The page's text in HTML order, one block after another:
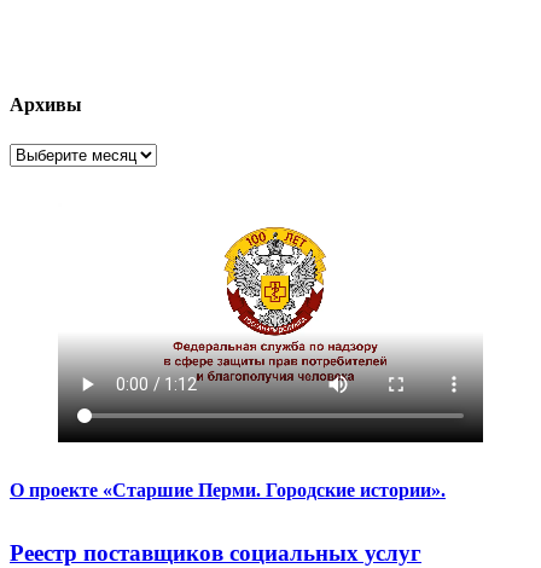
Архивы
Архивы
О проекте «Старшие Перми. Городские истории».
Реестр поставщиков социальных услуг